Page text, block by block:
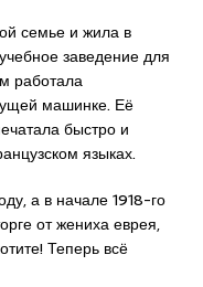
семье и жила в
заведение для
работала
машинке. Её
быстро и
языках.
а в начале 1918-го
от жениха еврея,
Теперь всё